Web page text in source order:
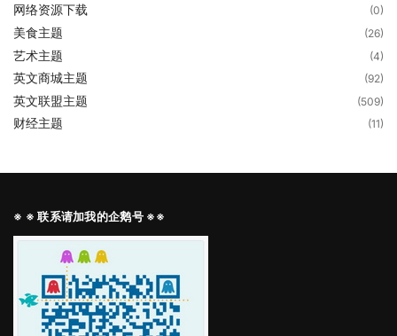
网络资源下载 (0)
美食主题 (26)
艺术主题 (4)
英文商城主题 (92)
英文联盟主题 (509)
财经主题 (11)
※ ※ 联系请加我的企鹅号 ※※